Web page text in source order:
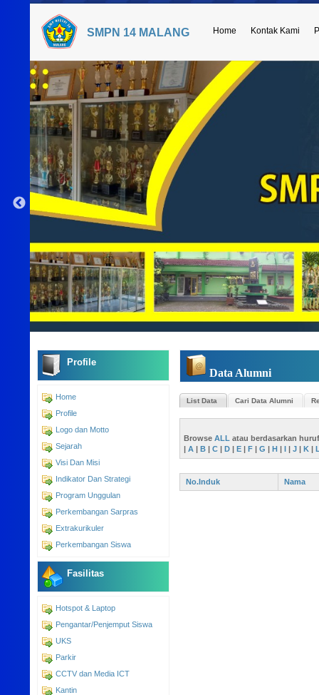
SMPN 14 MALANG Home Kontak Kami
Profile
Home
Profile
Logo dan Motto
Sejarah
Visi Dan Misi
Indikator Dan Strategi
Program Unggulan
Perkembangan Sarpras
Extrakurikuler
Perkembangan Siswa
Fasilitas
Hotspot & Laptop
Pengantar/Penjemput Siswa
UKS
Parkir
CCTV dan Media ICT
Kantin
Data Alumni
List Data Cari Data Alumni
BrowseALL atau berdasarkan
|A |B |C |D |E |F |G |H |I |J |K |
No.Induk Nama